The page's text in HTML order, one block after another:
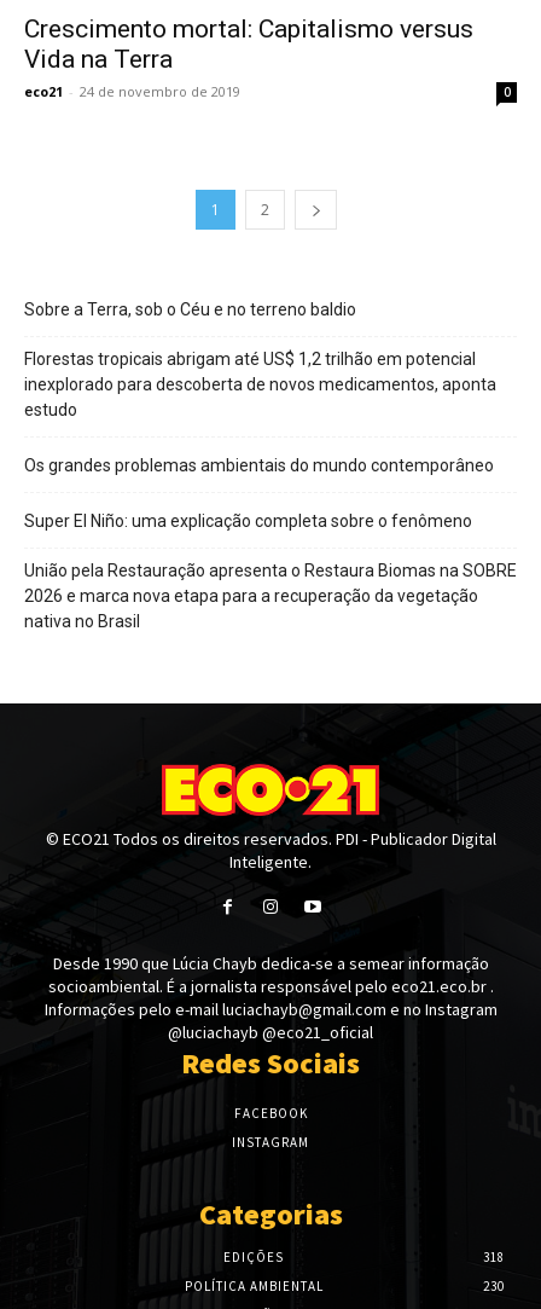
Crescimento mortal: Capitalismo versus
Vida na Terra
eco21 - 24 de novembro de 2019 0
1 2
Sobre a Terra, sob o Céu e no terreno baldio
Florestas tropicais abrigam até US$ 1,2 trilhão em potencial
inexplorado para descoberta de novos medicamentos, aponta
estudo
Os grandes problemas ambientais do mundo contemporâneo
Super El Niño: uma explicação completa sobre o fenômeno
União pela Restauração apresenta o Restaura Biomas na SOBRE
2026 e marca nova etapa para a recuperação da vegetação
nativa no Brasil
© ECO21 Todos os direitos reservados. PDI - Publicador Digital
Inteligente.
Desde 1990 que Lúcia Chayb dedica-se a semear informação
socioambiental. É a jornalista responsável pelo eco21.eco.br .
Informações pelo e-mail luciachayb@gmail.com e no Instagram
@luciachayb @eco21_oficial
Redes Sociais
FACEBOOK
INSTAGRAM
Categorias
EDIÇÕES
318
POLÍTICA AMBIENTAL
230